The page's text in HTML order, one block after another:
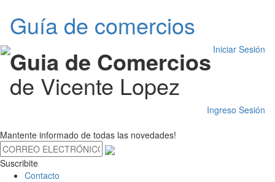
Guía de comercios
Iniciar Sesión
Guia de Comercios
de Vicente Lopez
Ingreso Sesión
Mantente informado de todas las novedades!
Suscribite
Contacto